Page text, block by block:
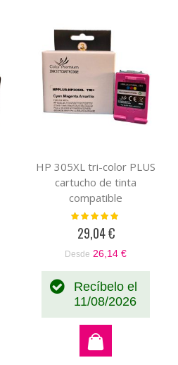
HP 305XL tri-color PLUS
cartucho de tinta
compatible
Valoración:
29,04 €
Desde 26,14 €
Recíbelo el
11/08/2026